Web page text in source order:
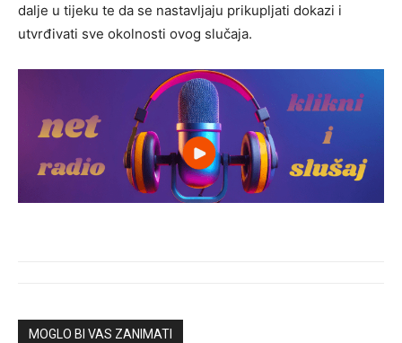
dalje u tijeku te da se nastavljaju prikupljati dokazi i
utvrđivati sve okolnosti ovog slučaja.
MOGLO BI VAS ZANIMATI